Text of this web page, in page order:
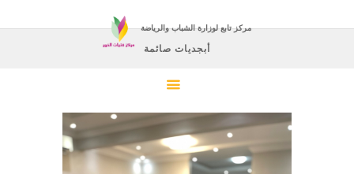
مركز تابع لوزارة الشباب والرياضة
أبجديات صائمة